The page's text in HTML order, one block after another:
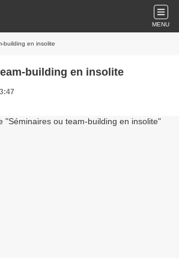
MENU
building en insolite
building en insolite